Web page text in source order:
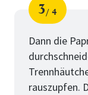
Schritt
3
von
4
Dann die
rauszupfen.